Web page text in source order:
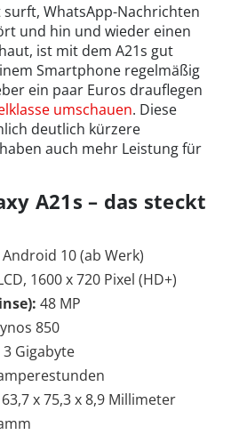
WhatsApp-Nachrichten
und hin und wieder einen
ist mit dem A21s gut
Smartphone regelmäßig
ein paar Euros drauflegen
umschauen. Diese
deutlich kürzere
auch mehr Leistung für
A21s – das steckt
Android 10 (ab Werk)
1600 x 720 Pixel (HD+)
48 MP
850
3 Gigabyte
x 75,3 x 8,9 Millimeter